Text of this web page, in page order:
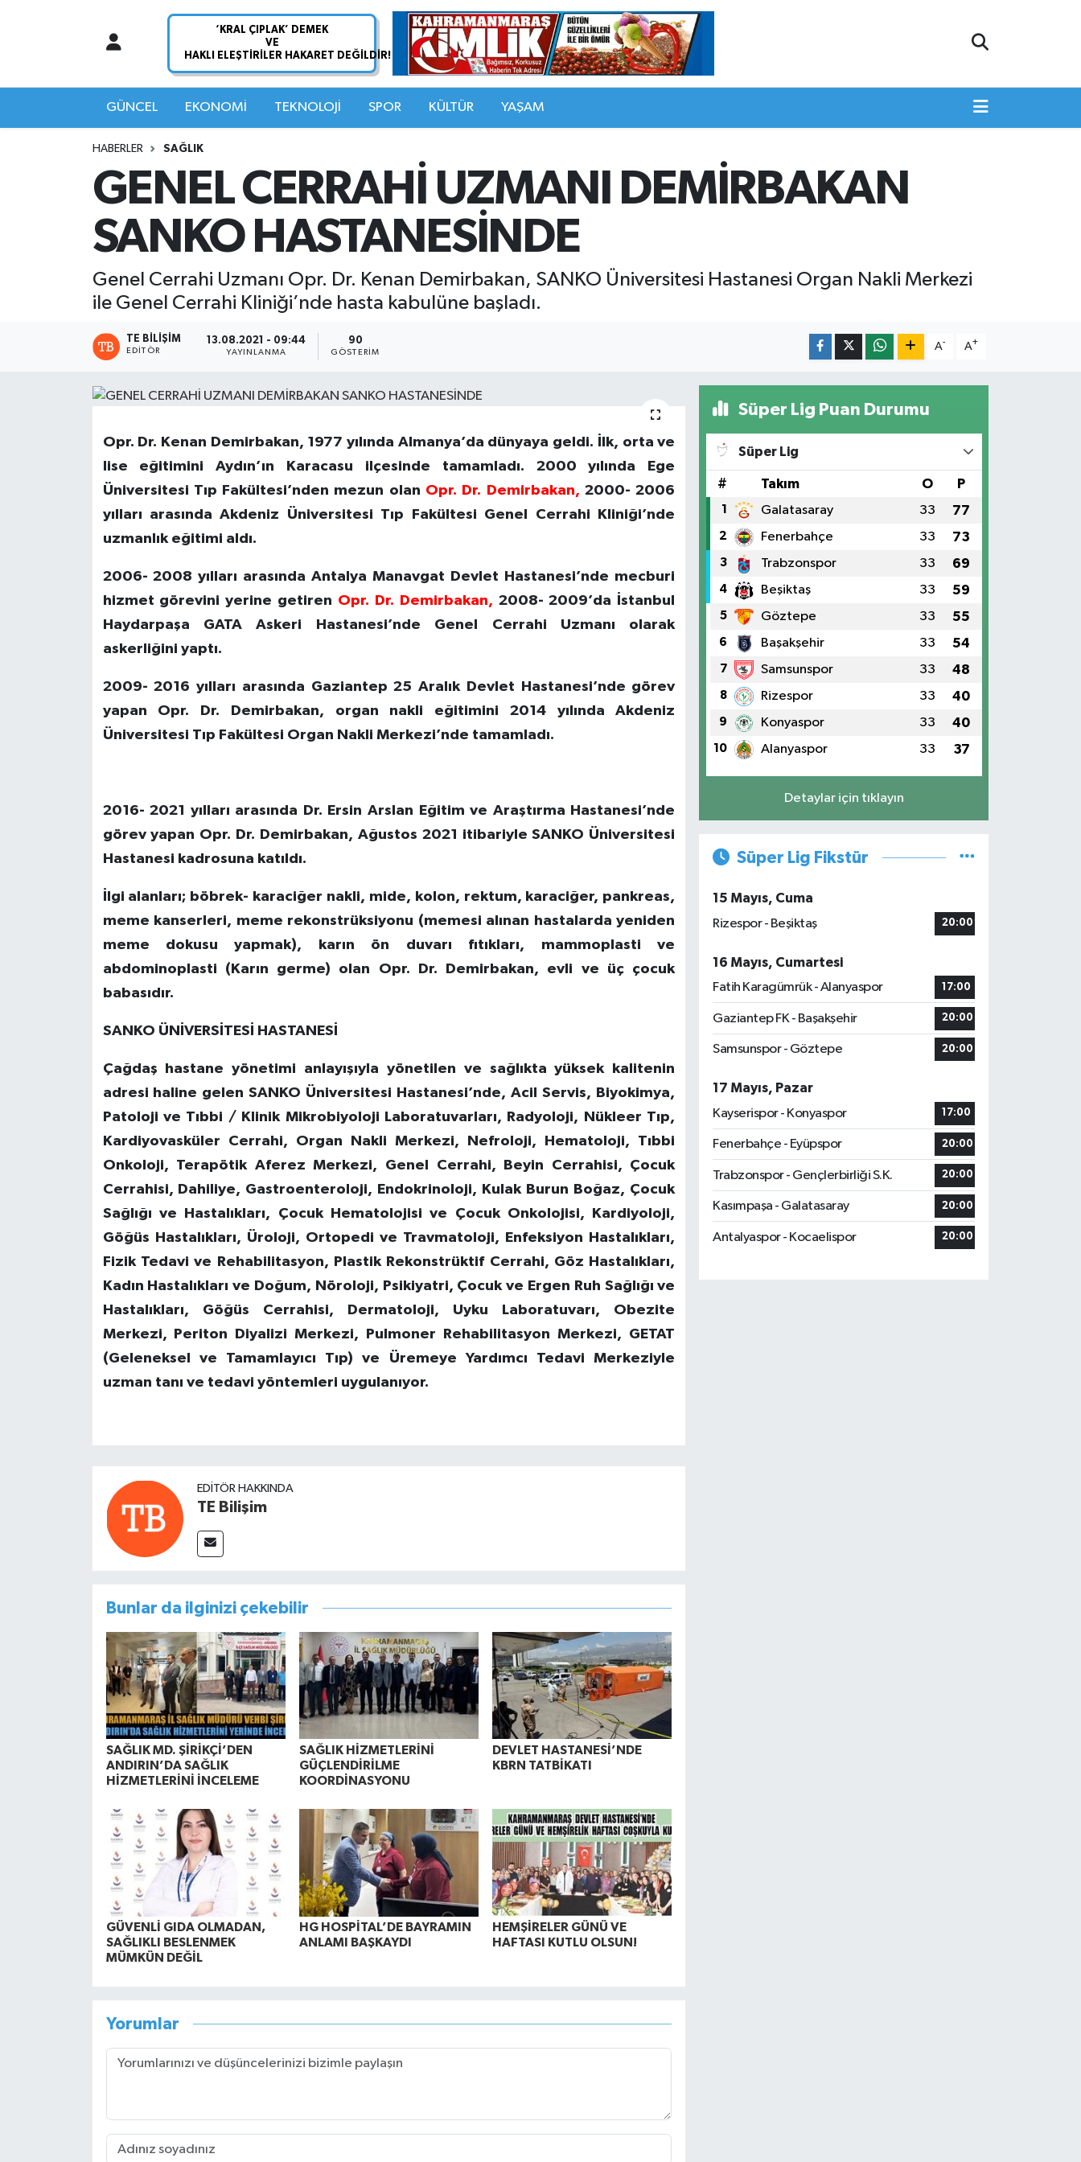
GÜNCEL EKONOMİ TEKNOLOJİ SPOR KÜLTÜR YAŞAM
HABERLER SAĞLIK
GENEL CERRAHİ UZMANI DEMİRBAKAN
SANKO HASTANESİNDE
Genel Cerrahi Uzmanı Opr. Dr. Kenan Demirbakan, SANKO Üniversitesi Hastanesi Organ Nakli Merkezi
ile Genel Cerrahi Kliniği’nde hasta kabulüne başladı.
TE BILIŞIM
EDITÖR
13.08.2021 - 09:44
YAYINLANMA
90
GÖSTERIM
A- A+
Opr. Dr. Kenan Demirbakan, 1977 yılında Almanya’da dünyaya geldi. İlk, orta ve
lise eğitimini Aydın’ın Karacasu ilçesinde tamamladı. 2000 yılında Ege
Üniversitesi Tıp Fakültesi’nden mezun olan Opr. Dr. Demirbakan,2000- 2006
yılları arasında Akdeniz Üniversitesi Tıp Fakültesi Genel Cerrahi Kliniği’nde
uzmanlık eğitimi aldı.
2006- 2008 yılları arasında Antalya Manavgat Devlet Hastanesi’nde mecburi
hizmet görevini yerine getiren Opr. Dr. Demirbakan, 2008- 2009’da İstanbul
Haydarpaşa GATA Askeri Hastanesi’nde Genel Cerrahi Uzmanı olarak
askerliğini yaptı.
2009- 2016 yılları arasında Gaziantep 25 Aralık Devlet Hastanesi’nde görev
yapan Opr. Dr. Demirbakan, organ nakli eğitimini 2014 yılında Akdeniz
Üniversitesi Tıp Fakültesi Organ Nakli Merkezi’nde tamamladı.
2016- 2021 yılları arasında Dr. Ersin Arslan Eğitim ve Araştırma Hastanesi’nde
görev yapan Opr. Dr. Demirbakan, Ağustos 2021 itibariyle SANKO Üniversitesi
Hastanesi kadrosuna katıldı.
İlgi alanları; böbrek- karaciğer nakli, mide, kolon, rektum, karaciğer, pankreas,
meme kanserleri, meme rekonstrüksiyonu (memesi alınan hastalarda yeniden
meme dokusu yapmak), karın ön duvarı fıtıkları, mammoplasti ve
abdominoplasti (Karın germe) olan Opr. Dr. Demirbakan, evli ve üç çocuk
babasıdır.
SANKO ÜNİVERSİTESİ HASTANESİ
Çağdaş hastane yönetimi anlayışıyla yönetilen ve sağlıkta yüksek kalitenin
adresi haline gelen SANKO Üniversitesi Hastanesi’nde, Acil Servis, Biyokimya,
Patoloji ve Tıbbi / Klinik Mikrobiyoloji Laboratuvarları, Radyoloji, Nükleer Tıp,
Kardiyovasküler Cerrahi, Organ Nakli Merkezi, Nefroloji, Hematoloji, Tıbbi
Onkoloji, Terapötik Aferez Merkezi, Genel Cerrahi, Beyin Cerrahisi, Çocuk
Cerrahisi, Dahiliye, Gastroenteroloji, Endokrinoloji, Kulak Burun Boğaz, Çocuk
Sağlığı ve Hastalıkları, Çocuk Hematolojisi ve Çocuk Onkolojisi, Kardiyoloji,
Göğüs Hastalıkları, Üroloji, Ortopedi ve Travmatoloji, Enfeksiyon Hastalıkları,
Fizik Tedavi ve Rehabilitasyon, Plastik Rekonstrüktif Cerrahi, Göz Hastalıkları,
Kadın Hastalıkları ve Doğum, Nöroloji, Psikiyatri, Çocuk ve Ergen Ruh Sağlığı ve
Hastalıkları, Göğüs Cerrahisi, Dermatoloji, Uyku Laboratuvarı, Obezite
Merkezi, Periton Diyalizi Merkezi, Pulmoner Rehabilitasyon Merkezi, GETAT
(Geleneksel ve Tamamlayıcı Tıp) ve Üremeye Yardımcı Tedavi Merkeziyle
uzman tanı ve tedavi yöntemleri uygulanıyor.
EDITÖR HAKKINDA
TE Bilişim
Bunlar da ilginizi çekebilir
SAĞLIK MD. ŞİRİKÇİ’DEN
ANDIRIN’DA SAĞLIK
HİZMETLERİNİ İNCELEME
SAĞLIK HİZMETLERİNİ
GÜÇLENDİRİLME
KOORDİNASYONU
DEVLET HASTANESİ’NDE
KBRN TATBİKATI
GÜVENLİ GIDA OLMADAN,
SAĞLIKLI BESLENMEK
MÜMKÜN DEĞİL
HG HOSPİTAL’DE BAYRAMIN
ANLAMI BAŞKAYDI
HEMŞİRELER GÜNÜ VE
HAFTASI KUTLU OLSUN!
Yorumlar
Süper Lig Puan Durumu
Süper Lig
# Takım O P
1 Galatasaray 33 77
2 Fenerbahçe 33 73
3 Trabzonspor 33 69
4 Beşiktaş 33 59
5 Göztepe 33 55
6 Başakşehir 33 54
7 Samsunspor 33 48
8 Rizespor 33 40
9 Konyaspor 33 40
10 Alanyaspor 33 37
Detaylar için tıklayın
Süper Lig Fikstür
15 Mayıs, Cuma
Rizespor - Beşiktaş
20:00
16 Mayıs, Cumartesi
Fatih Karagümrük - Alanyaspor
17:00
Gaziantep FK - Başakşehir 20:00
Samsunspor - Göztepe 20:00
17 Mayıs, Pazar
Kayserispor - Konyaspor
17:00
Fenerbahçe - Eyüpspor 20:00
Trabzonspor - Gençlerbirliği S.K. 20:00
Kasımpaşa - Galatasaray 20:00
Antalyaspor - Kocaelispor 20:00
Hava Durumu
Namaz Vakitleri
Trafik Durumu
Süper Lig Puan Durumu ve Fikstür
Son Dakika Haberleri
Haber Arşivi